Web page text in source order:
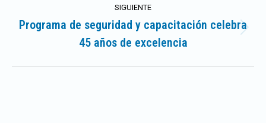
SIGUIENTE
Publicación
siguiente:
Programa de seguridad y capacitación celebra
45 años de excelencia